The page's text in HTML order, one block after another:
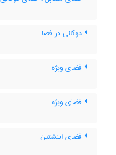
دوگانی در فضا
فضای ویژه
فضای ویژه
فضای اینشتین